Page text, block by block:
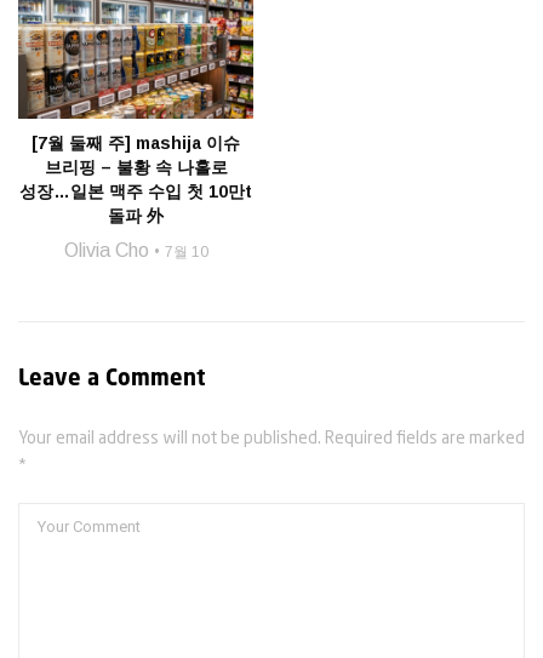
[7월 둘째 주] mashija 이슈
브리핑 – 불황 속 나홀로
성장…일본 맥주 수입 첫 10만t
돌파 外
Olivia Cho 7월 10
Leave a Comment
Your email address will not be published. Required fields are marked
*